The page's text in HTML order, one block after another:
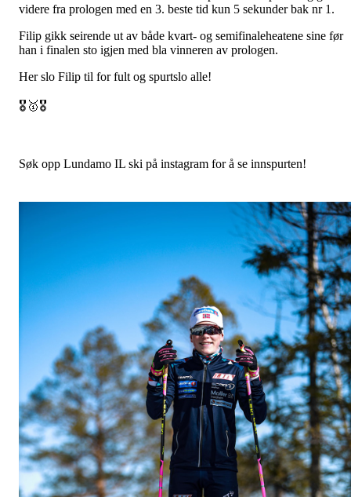
videre fra prologen med en 3. beste tid kun 5 sekunder bak nr 1.
Filip gikk seirende ut av både kvart- og semifinaleheatene sine før
han i finalen sto igjen med bla vinneren av prologen.
Her slo Filip til for fult og spurtslo alle!
🎖️🥇🎖️
Søk opp Lundamo IL ski på instagram for å se innspurten!